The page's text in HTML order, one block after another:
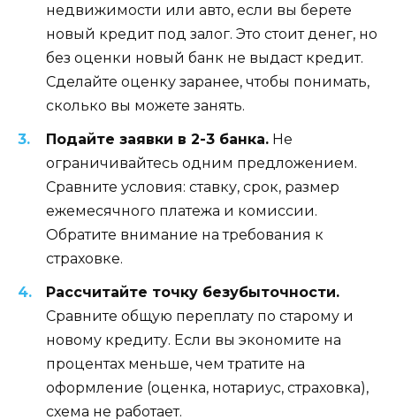
недвижимости или авто, если вы берете
новый кредит под залог. Это стоит денег, но
без оценки новый банк не выдаст кредит.
Сделайте оценку заранее, чтобы понимать,
сколько вы можете занять.
Подайте заявки в 2-3 банка. Не
ограничивайтесь одним предложением.
Сравните условия: ставку, срок, размер
ежемесячного платежа и комиссии.
Обратите внимание на требования к
страховке.
Рассчитайте точку безубыточности.
Сравните общую переплату по старому и
новому кредиту. Если вы экономите на
процентах меньше, чем тратите на
оформление (оценка, нотариус, страховка),
схема не работает.